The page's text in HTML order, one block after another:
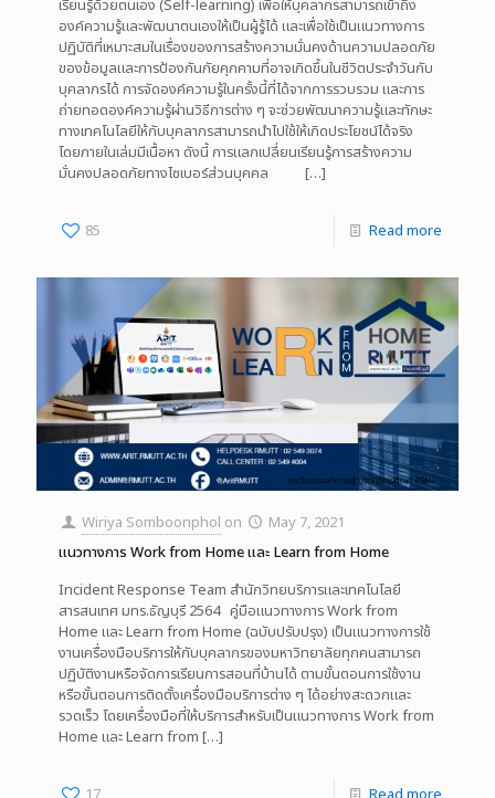
เรียนรู้ด้วยตนเอง (Self-learning) เพื่อให้บุคลากรสามารถเข้าถึง
องค์ความรู้และพัฒนาตนเองให้เป็นผู้รู้ได้ และเพื่อใช้เป็นแนวทางการ
ปฏิบัติที่เหมาะสมในเรื่องของการสร้างความมั่นคงด้านความปลอดภัย
ของข้อมูลและการป้องกันภัยคุกคามที่อาจเกิดขึ้นในชีวิตประจำวันกับ
บุคลากรได้ การจัดองค์ความรู้ในครั้งนี้ที่ได้จากการรวบรวม และการ
ถ่ายทอดองค์ความรู้ผ่านวิธีการต่าง ๆ จะช่วยพัฒนาความรู้และทักษะ
ทางเทคโนโลยีให้กับบุคลากรสามารถนำไปใช้ให้เกิดประโยชน์ได้จริง
โดยภายในเล่มมีเนื้อหา ดังนี้ การแลกเปลี่ยนเรียนรู้การสร้างความ
มั่นคงปลอดภัยทางไซเบอร์ส่วนบุคคล
[…]
85 Read more
Wiriya Somboonphol on
May 7, 2021
แนวทางการ Work from Home และ Learn from Home
Incident Response Team สำนักวิทยบริการและเทคโนโลยี
สารสนเทศ มทร.ธัญบุรี 2564 คู่มือแนวทางการ Work from
Home และ Learn from Home (ฉบับปรับปรุง) เป็นแนวทางการใช้
งานเครื่องมือบริการให้กับบุคลากรของมหาวิทยาลัยทุกคนสามารถ
ปฏิบัติงานหรือจัดการเรียนการสอนที่บ้านได้ ตามขั้นตอนการใช้งาน
หรือขั้นตอนการติดตั้งเครื่องมือบริการต่าง ๆ ได้อย่างสะดวกและ
รวดเร็ว โดยเครื่องมือที่ให้บริการสำหรับเป็นแนวทางการ Work from
Home และ Learn from […]